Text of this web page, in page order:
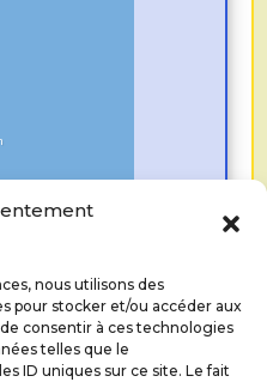
nous utilisons des
pour stocker et/ou accéder aux
consentir à ces technologies
telles que le
ID uniques sur ce site. Le fait